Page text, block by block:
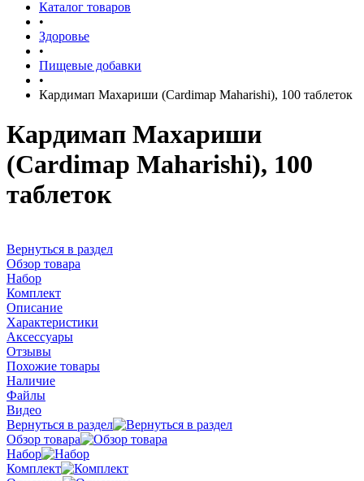
Каталог товаров
•
Здоровье
•
Пищевые добавки
•
Кардимап Махариши (Cardimap Maharishi), 100 таблеток
Кардимап Махариши
(Cardimap Maharishi), 100
таблеток
Вернуться в раздел
Обзор товара
Набор
Комплект
Описание
Характеристики
Аксессуары
Отзывы
Похожие товары
Наличие
Файлы
Видео
Вернуться в раздел
Обзор товара
Набор
Комплект